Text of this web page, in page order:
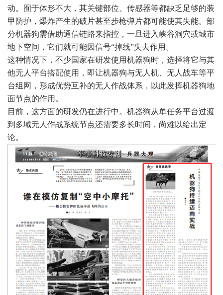
动。囿于体形不大，其关键部位、传感器等都缺乏足够的装
甲防护，爆炸产生的破片甚至步枪弹片都可能使其失能。部
分机器狗需借助通信链路来指控，一旦进入峡谷洞穴或城市
地下空间，它们就可能因信号“掉线”失去作用。
这种情况下，不少国家在研发使用机器狗时，选择将它与其
他无人平台搭配使用，即让机器狗与无人机、无人战车等平
台组网，形成优势互补的无人作战体系，以此发挥机器狗地
面节点的作用。
目前，这方面的研发仍在进行中。机器狗从单任务平台过渡
到多域无人作战系统节点还需要多长时间，尚难以给出定
论。